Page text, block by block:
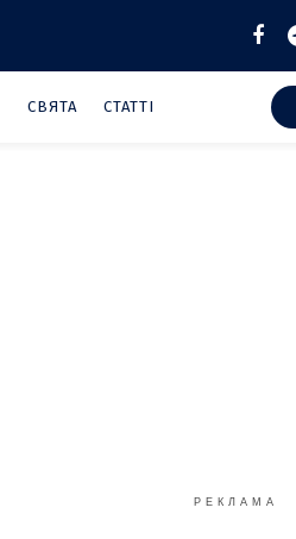
СВЯТА СТАТТІ
РЕКЛАМА